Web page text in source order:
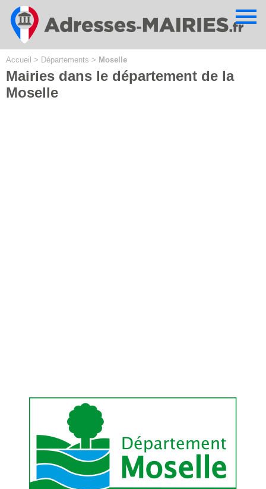
Accueil > Départements > Moselle
Mairies dans le département de la
Moselle
Cookies management panel